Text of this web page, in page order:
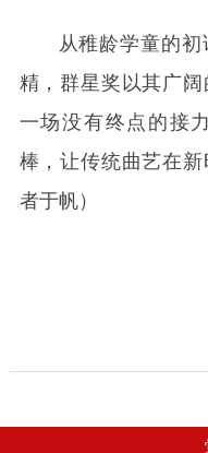
从稚龄学童的
精，群星奖以其广
一场没有终点的接
棒，让传统曲艺在
者于帆）